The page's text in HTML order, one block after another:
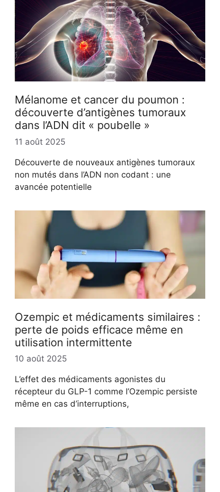
Mélanome et cancer du poumon :
découverte d’antigènes tumoraux
dans l’ADN dit « poubelle »
11 août 2025
Découverte de nouveaux antigènes tumoraux
non mutés dans l’ADN non codant : une
avancée potentielle
Ozempic et médicaments similaires :
perte de poids efficace même en
utilisation intermittente
10 août 2025
L’effet des médicaments agonistes du
récepteur du GLP-1 comme l’Ozempic persiste
même en cas d’interruptions,